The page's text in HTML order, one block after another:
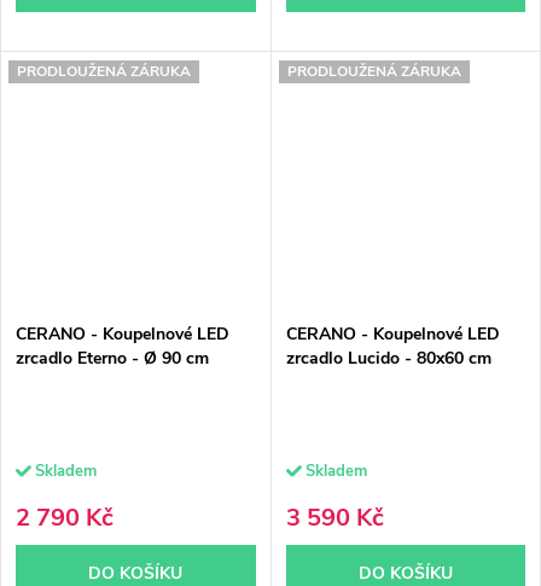
PRODLOUŽENÁ ZÁRUKA
CERANO - Koupelnové LED
zrcadlo Eterno - Ø 90 cm
Skladem
2 790 Kč
DO KOŠÍKU
PRODLOUŽENÁ ZÁRUKA
CERANO - Koupelnové LED
zrcadlo Lucido - 80x60 cm
Skladem
3 590 Kč
DO KOŠÍKU